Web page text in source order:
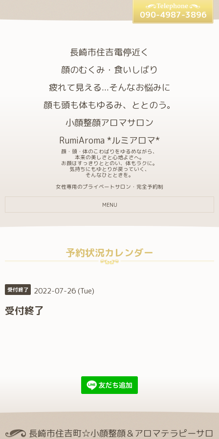
長崎市住吉電停近く
顔のむくみ・食いしばり
疲れて見える...そんなお悩みに
顔も頭も体もゆるみ、ととのう。
小顔整顔アロマサロン
RumiAroma *ルミアロマ*
顔・頭・体のこわばりをゆるめながら、
本来の美しさと心地よさへ。
お顔はすっきりととのい、体もラクに。
気持ちにもゆとりが戻っていく、
そんなひとときを。
女性専用のプライベートサロン・完全予約制
090-4987-3896
MENU
予約状況カレンダー
受付終了 2022-07-26 (Tue)
受付終了
長崎市住吉町☆小顔整顔＆アロマテラピーサロ